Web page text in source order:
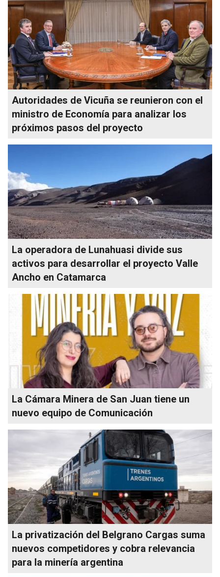
Autoridades de Vicuña se reunieron con el
ministro de Economía para analizar los
próximos pasos del proyecto
La operadora de Lunahuasi divide sus
activos para desarrollar el proyecto Valle
Ancho en Catamarca
La Cámara Minera de San Juan tiene un
nuevo equipo de Comunicación
La privatización del Belgrano Cargas suma
nuevos competidores y cobra relevancia
para la minería argentina